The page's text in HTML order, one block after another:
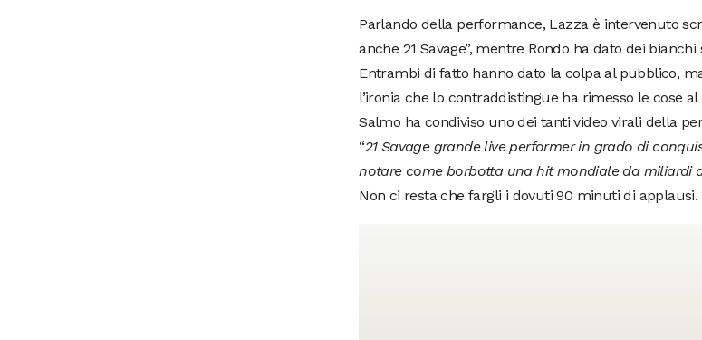
Parlando della performance, Lazza è intervenuto
anche 21 Savage”, mentre Rondo ha dato dei
Entrambi di fatto hanno dato la colpa al pubblico,
l’ironia che lo contraddistingue ha rimesso le cose
Salmo ha condiviso uno dei tanti video virali della
“21 Savage grande live performer in grado di
notare come borbotta una hit mondiale da miliardi
Non ci resta che fargli i dovuti 90 minuti di applausi.